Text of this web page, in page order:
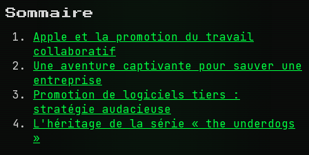
Sommaire
Apple et la promotion du travail
collaboratif
Une aventure captivante pour sauver une
entreprise
Promotion de logiciels tiers :
stratégie audacieuse
L'héritage de la série « the underdogs
»